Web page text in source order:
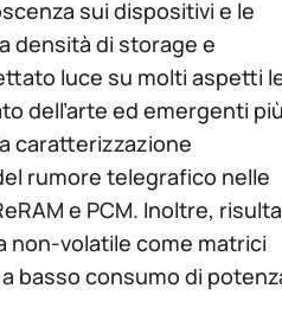
sui dispositivi e le
densità di storage e
luce su molti aspetti
dell’arte ed emergenti più
caratterizzazione
rumore telegrafico nelle
e PCM. Inoltre,
non-volatile come matrici
basso consumo di